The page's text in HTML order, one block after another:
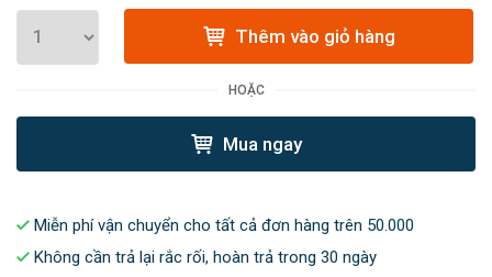
Thêm vào giỏ hàng
HOẶC
Mua ngay
Miễn phí vận chuyển cho tất cả đơn hàng trên 50.000
Không cần trả lại rắc rối, hoàn trả trong 30 ngày